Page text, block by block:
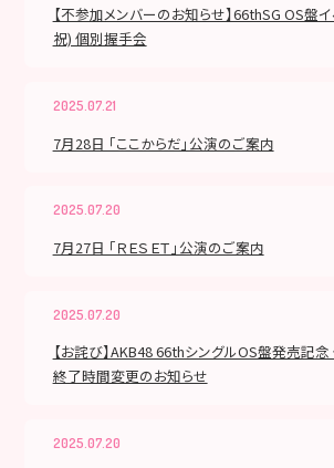
【不参加メンバーのお知らせ】66thSG OS盤
祝) 個別握手会
2025.07.21
7月28日 「ここからだ」公演のご案内
2025.07.20
7月27日 「ＲＥＳＥＴ」公演のご案内
2025.07.20
【お詫び】AKB48 66thシングルOS盤発売記
終了時間変更のお知らせ
2025.07.20